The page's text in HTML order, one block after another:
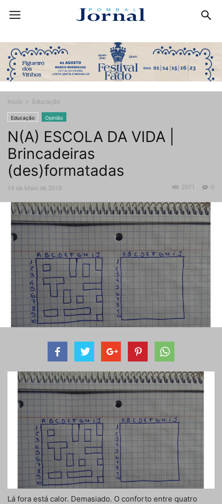
Início Educação
Educação Opinião
N(A) ESCOLA DA VIDA |
Brincadeiras
(des)formatadas
14 de Maio de 2018 0
2671
Lá fora está calor. Demasiado. O conforto entre quatro